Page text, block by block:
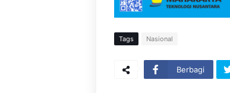
Tags Nasional
Berbagi